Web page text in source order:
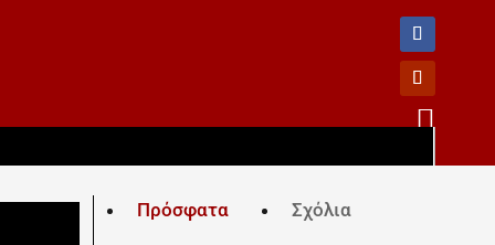

Πρόσφατα Σχόλια